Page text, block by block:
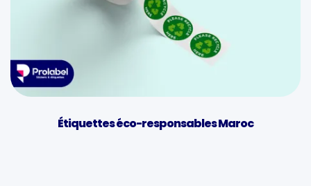
Étiquettes éco-responsables Maroc